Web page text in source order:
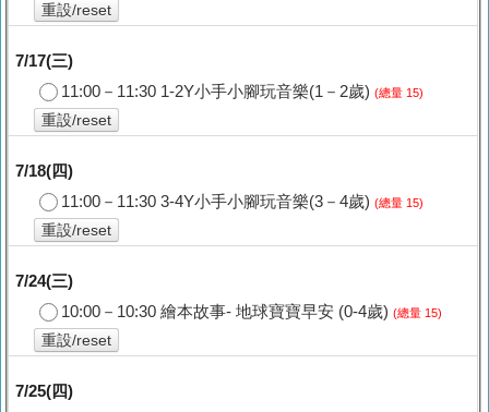
重設/reset
7/17(三)
11:00－11:30 1-2Y小手小腳玩音樂(1－2歲) (總量 15)
重設/reset
7/18(四)
11:00－11:30 3-4Y小手小腳玩音樂(3－4歲) (總量 15)
重設/reset
7/24(三)
10:00－10:30 繪本故事- 地球寶寶早安 (0-4歲) (總量 15)
重設/reset
7/25(四)